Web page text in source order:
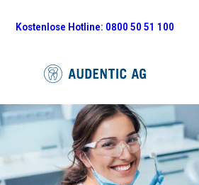
Kostenlose Hotline: 0800 50 51 100